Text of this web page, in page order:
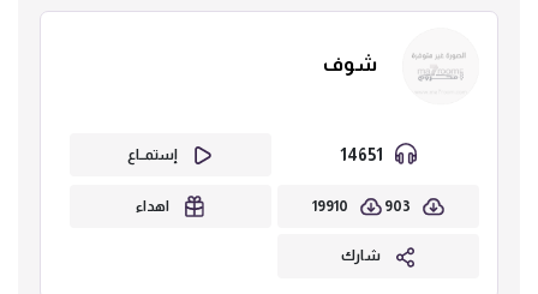
شوف
إستمــاع
903
19910 اهداء
شارك